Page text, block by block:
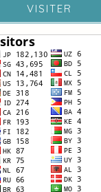
VISITER